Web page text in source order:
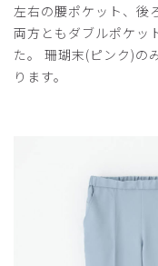
左右の腰ポケット、後
両方ともダブルポケッ
た。 珊瑚末(ピンク)の
ります。